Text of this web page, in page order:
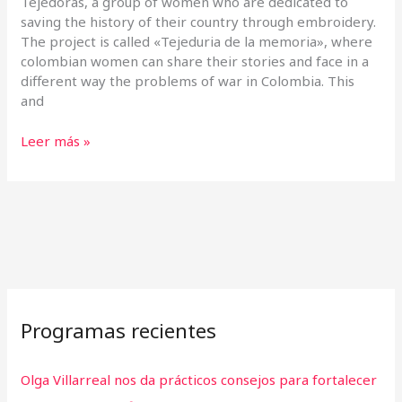
saving the history of their country through embroidery.
The project is called «Tejeduria de la memoria», where
colombian women can share their stories and face in a
different way the problems of war in Colombia. This
and
Leer más »
Programas recientes
Olga Villarreal nos da prácticos consejos para fortalecer